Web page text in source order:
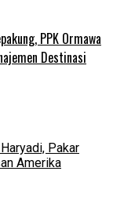
PPK Ormawa
Destinasi
Pakar
Amerika